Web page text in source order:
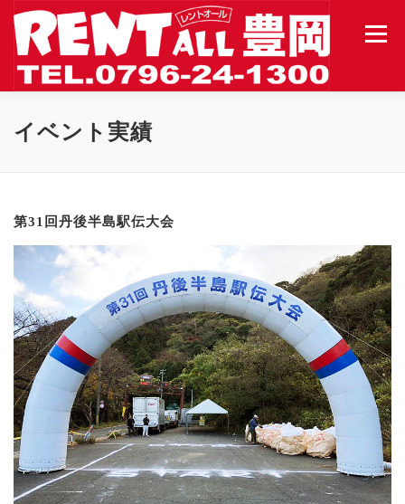
ツ
メニュ
ホーム 会社案内
イベント実績
第31回丹後半島駅伝大会